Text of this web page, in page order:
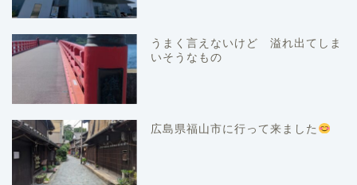
うまく言えないけど 溢れ出てしま
いそうなもの
広島県福山市に行って来ました